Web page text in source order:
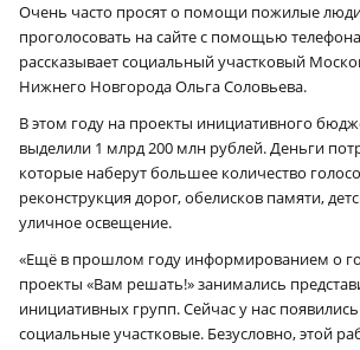
Очень часто просят о помощи пожилые
проголосовать на сайте с помощью
рассказывает социальный участковый
Нижнего Новгорода Ольга Соловьева.
В этом году на проекты инициативного
выделили 1 млрд 200 млн рублей. Деньги
которые наберут большее количество
реконструкция дорог, обелисков памяти,
уличное освещение.
«Ещё в прошлом году информированием о
проекты «Вам решать!» занимались
инициативных групп. Сейчас у нас
социальные участковые. Безусловно, этой